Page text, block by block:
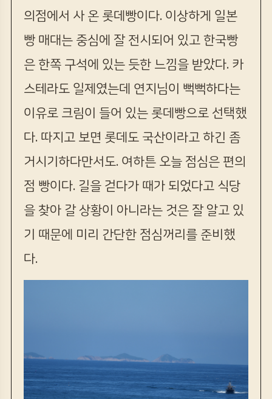
의점에서 사 온 롯데빵이다. 이상하게 일본
빵 매대는 중심에 잘 전시되어 있고 한국빵
은 한쪽 구석에 있는 듯한 느낌을 받았다. 카
스테라도 일제였는데 연지님이 뻑뻑하다는
이유로 크림이 들어 있는 롯데빵으로 선택했
다. 따지고 보면 롯데도 국산이라고 하긴 좀
거시기하다만서도. 여하튼 오늘 점심은 편의
점 빵이다. 길을 걷다가 때가 되었다고 식당
을 찾아 갈 상황이 아니라는 것은 잘 알고 있
기 때문에 미리 간단한 점심꺼리를 준비했
다.